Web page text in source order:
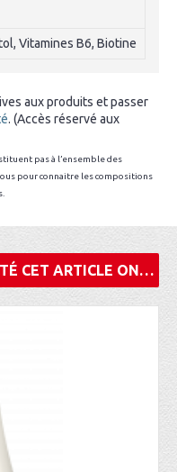
Vitamines B6, Biotine
aux produits et passer
. (Accès réservé aux
pas à l’ensemble des
pour connaitre les compositions
LES CLIENTS AYANT CONSULTÉ CET ARTICLE ONT ÉGALEMENT ACHETÉ